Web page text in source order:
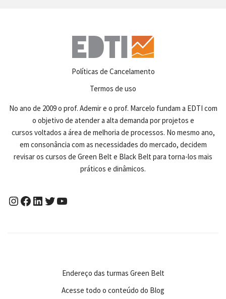
Políticas de Cancelamento
Termos de uso
No ano de 2009 o prof. Ademir e o prof. Marcelo fundam a EDTI com
o objetivo de atender a alta demanda por projetos e
cursos voltados a área de melhoria de processos. No mesmo ano,
em consonância com as necessidades do mercado, decidem
revisar os cursos de Green Belt e Black Belt para torna-los mais
práticos e dinâmicos.
Endereço das turmas Green Belt
Acesse todo o conteúdo do Blog